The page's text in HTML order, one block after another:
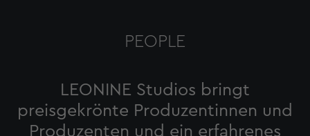
PEOPLE
LEONINE Studios bringt
preisgekrönte Produzentinnen und
Produzenten und ein erfahrenes